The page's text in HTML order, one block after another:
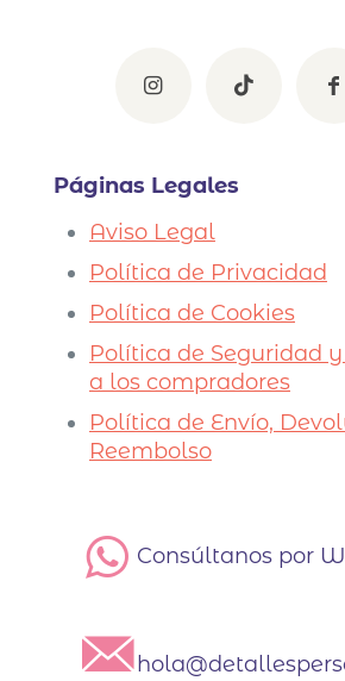
Páginas Legales
Aviso Legal
Política de Privacidad
Política de Cookies
Política de Seguridad
a los compradores
Política de Envío,
Reembolso
Consúltanos por